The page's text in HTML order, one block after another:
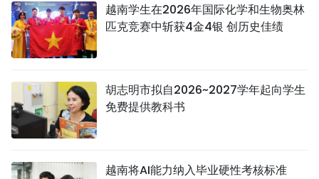
越南学生在2026年国际化学和生物奥林
匹克竞赛中斩获4金4银 创历史佳绩
胡志明市拟自2026~2027学年起向学生
免费提供教科书
越南将AI能力纳入毕业硬性考核标准